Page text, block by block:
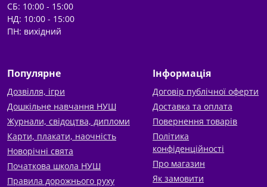
СБ: 10:00 - 15:00
НД: 10:00 - 15:00
ПН: вихідний
Популярне
Дозвілля, ігри
Дошкільне навчання НУШ
Журнали, свідоцтва, дипломи
Карти, плакати, наочність
Новорічні свята
Початкова школа НУШ
Правила дорожнього руху
Інформація
Договір публічної оферти
Доставка та оплата
Повернення товарів
Політика
конфіденційності
Про магазин
Як замовити